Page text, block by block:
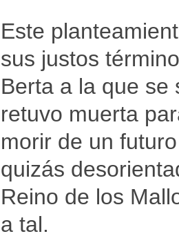
Este
sus justos
Berta a la que se
retuvo muerta
morir de un
quizás
Reino de los
a tal.